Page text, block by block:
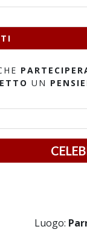
UN
Luogo: